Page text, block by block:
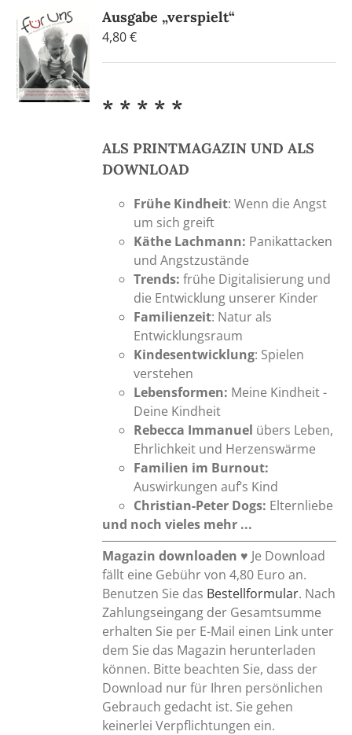
Ausgabe „verspielt“
4,80€
* * * * *
ALS PRINTMAGAZIN UND ALS
DOWNLOAD
Frühe Kindheit: Wenn die Angst
um sich greift
Käthe Lachmann: Panikattacken
und Angstzustände
Trends:frühe Digitalisierung und
die Entwicklung unserer Kinder
Familienzeit: Natur als
Entwicklungsraum
Kindesentwicklung: Spielen
verstehen
Lebensformen: Meine Kindheit -
Deine Kindheit
Rebecca Immanuel übers Leben,
Ehrlichkeit und Herzenswärme
Familien im Burnout:
Auswirkungen auf’s Kind
Christian-Peter Dogs: Elternliebe
und noch vieles mehr ...
Magazin downloaden ♥ Je Download
fällt eine Gebühr von 4,80 Euro an.
Benutzen Sie das Bestellformular. Nach
Zahlungseingang der Gesamtsumme
erhalten Sie per E-Mail einen Link unter
dem Sie das Magazin herunterladen
können. Bitte beachten Sie, dass der
Download nur für Ihren persönlichen
Gebrauch gedacht ist. Sie gehen
keinerlei Verpflichtungen ein.